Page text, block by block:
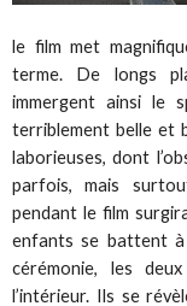
le film met
terme. De longs
immergent ainsi le
terriblement belle et
laborieuses, dont
parfois, mais
pendant le film
enfants se battent
cérémonie, les
l’intérieur. Ils se